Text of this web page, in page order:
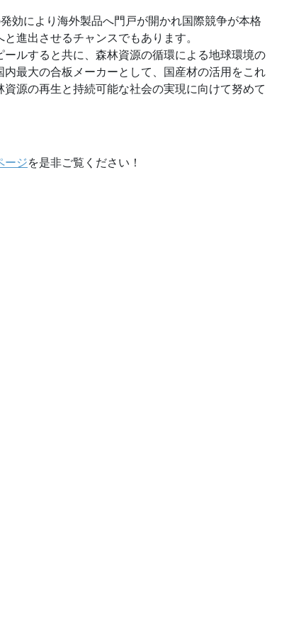
効により海外製品へ門戸が開かれ国際競争が本格
進出させるチャンスでもあります。
ルすると共に、森林資源の循環による地球環境の
最大の合板メーカーとして、国産材の活用をこれ
源の再生と持続可能な社会の実現に向けて努めて
ージを是非ご覧ください！